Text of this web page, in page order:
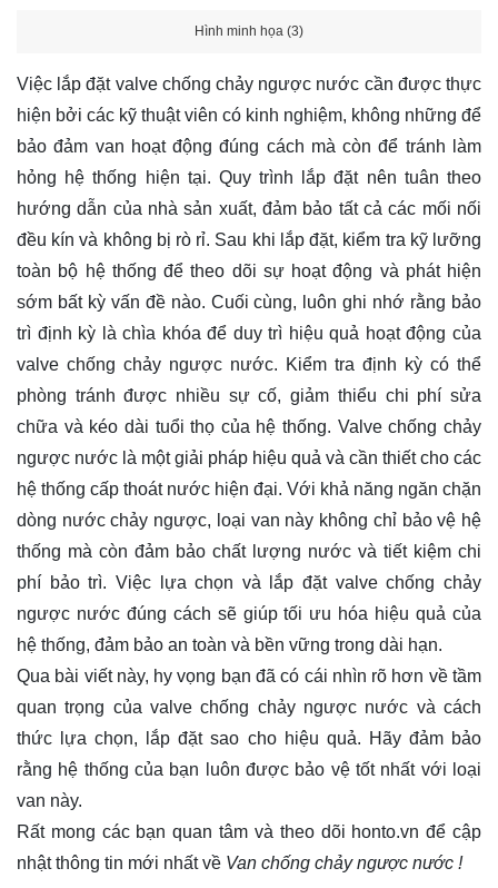
Hình minh họa (3)
Việc lắp đặt valve chống chảy ngược nước cần được thực
hiện bởi các kỹ thuật viên có kinh nghiệm, không những để
bảo đảm van hoạt động đúng cách mà còn để tránh làm
hỏng hệ thống hiện tại. Quy trình lắp đặt nên tuân theo
hướng dẫn của nhà sản xuất, đảm bảo tất cả các mối nối
đều kín và không bị rò rỉ. Sau khi lắp đặt, kiểm tra kỹ lưỡng
toàn bộ hệ thống để theo dõi sự hoạt động và phát hiện
sớm bất kỳ vấn đề nào. Cuối cùng, luôn ghi nhớ rằng bảo
trì định kỳ là chìa khóa để duy trì hiệu quả hoạt động của
valve chống chảy ngược nước. Kiểm tra định kỳ có thể
phòng tránh được nhiều sự cố, giảm thiểu chi phí sửa
chữa và kéo dài tuổi thọ của hệ thống. Valve chống chảy
ngược nước là một giải pháp hiệu quả và cần thiết cho các
hệ thống cấp thoát nước hiện đại. Với khả năng ngăn chặn
dòng nước chảy ngược, loại van này không chỉ bảo vệ hệ
thống mà còn đảm bảo chất lượng nước và tiết kiệm chi
phí bảo trì. Việc lựa chọn và lắp đặt valve chống chảy
ngược nước đúng cách sẽ giúp tối ưu hóa hiệu quả của
hệ thống, đảm bảo an toàn và bền vững trong dài hạn.
Qua bài viết này, hy vọng bạn đã có cái nhìn rõ hơn về tầm
quan trọng của valve chống chảy ngược nước và cách
thức lựa chọn, lắp đặt sao cho hiệu quả. Hãy đảm bảo
rằng hệ thống của bạn luôn được bảo vệ tốt nhất với loại
van này.
Rất mong các bạn quan tâm và theo dõi honto.vn để cập
nhật thông tin mới nhất về Van chống chảy ngược nước !